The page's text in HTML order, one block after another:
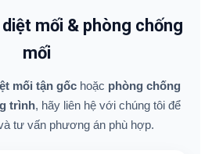
mối & phòng chống
mối
mối tận gốc hoặc phòng chống
trình, hãy liên hệ với chúng tôi để
tư vấn phương án phù hợp.